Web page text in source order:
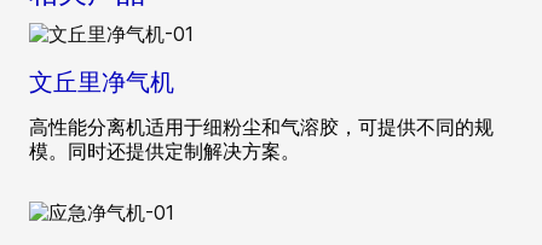
文丘里净气机
高性能分离机适用于细粉尘和气溶胶，可提供不同的规
模。同时还提供定制解决方案。